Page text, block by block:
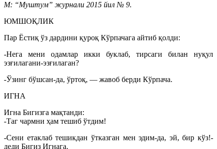
М: “Муштум” журнали 2015 йил № 9.
ЮМШОҚЛИК
Пар Ёстиқ ўз дардини қуроқ Кўрпачага айтиб қолди:
-Нега мени одамлар икки буклаб, тирсаги билан нуқул
эзғилагани-эзғилаган?
-Ўзинг бўшсан-да, ўртоқ, — жавоб берди Кўрпача.
ИГНА
Игна Бигизга мақтанди:
-Таг чармни ҳам тешиб ўтдим!
-Сени етаклаб тешикдан ўтказган мен эдим-да, эй, бир кўз!-
деди Бигиз Игнага.